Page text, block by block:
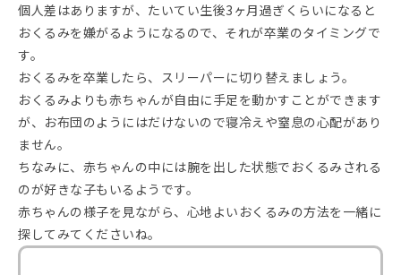
個人差はありますが、たいてい生後3ヶ月過ぎくらいになると
おくるみを嫌がるようになるので、それが卒業のタイミングで
す。
おくるみを卒業したら、スリーパーに切り替えましょう。
おくるみよりも赤ちゃんが自由に手足を動かすことができます
が、お布団のようにはだけないので寝冷えや窒息の心配があり
ません。
ちなみに、赤ちゃんの中には腕を出した状態でおくるみされる
のが好きな子もいるようです。
赤ちゃんの様子を見ながら、心地よいおくるみの方法を一緒に
探してみてくださいね。